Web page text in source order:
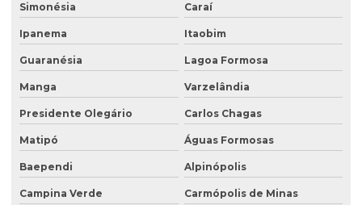
Programa de monitoramento de efluentes líquidos
Projeto recuperação de área degradada
Projeto de recuperação de área degradada prad
Recuperação de área degradada por garimpo
Recuperação de área degradada pela agricultura
Recuperação de área degradada pela mineração
Simonésia Caraí
Ipanema Itaobim
Guaranésia Lagoa Formosa
Manga Varzelândia
Presidente Olegário Carlos Chagas
Matipó Águas Formosas
Baependi Alpinópolis
Campina Verde Carmópolis de Minas